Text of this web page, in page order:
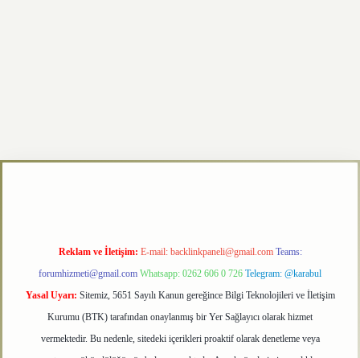
Reklam ve İletişim: E-mail: backlinkpaneli@gmail.com Teams:
forumhizmeti@gmail.com Whatsapp: 0262 606 0 726 Telegram: @karabul
Yasal Uyarı: Sitemiz, 5651 Sayılı Kanun gereğince Bilgi Teknolojileri ve İletişim
Kurumu (BTK) tarafından onaylanmış bir Yer Sağlayıcı olarak hizmet
vermektedir. Bu nedenle, sitedeki içerikleri proaktif olarak denetleme veya